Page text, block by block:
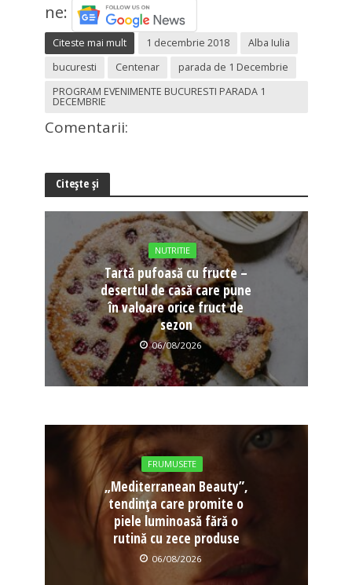
ne:
Citeste mai mult 1 decembrie 2018
Alba Iulia
bucuresti
Centenar
parada de 1 Decembrie
PROGRAM EVENIMENTE BUCURESTI PARADA 1
DECEMBRIE
Comentarii:
Citește și
NUTRITIE
Tartă pufoasă cu fructe –
desertul de casă care pune
în valoare orice fruct de
sezon
06/08/2026
FRUMUSETE
„Mediterranean Beauty”,
tendința care promite o
piele luminoasă fără o
rutină cu zece produse
06/08/2026